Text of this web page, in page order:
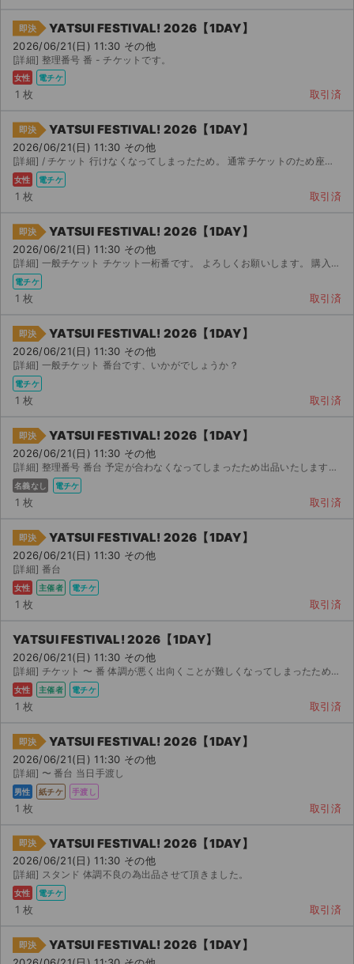
即決 YATSUI FESTIVAL! 2026【1DAY】
2026/06/21(日) 11:30 その他
[詳細] 整理番号 番 - チケットです。
女性 電チケ
1 枚 取引済
即決 YATSUI FESTIVAL! 2026【1DAY】
2026/06/21(日) 11:30 その他
[詳細] / チケット 行けなくなってしまったため。 通常チケットのため座席問わない方...
女性 電チケ
1 枚 取引済
即決 YATSUI FESTIVAL! 2026【1DAY】
2026/06/21(日) 11:30 その他
[詳細] 一般チケット チケット一桁番です。 よろしくお願いします。 購入後電子チケットで分配...
電チケ
1 枚 取引済
即決 YATSUI FESTIVAL! 2026【1DAY】
2026/06/21(日) 11:30 その他
[詳細] 一般チケット 番台です、いかがでしょうか？
電チケ
1 枚 取引済
即決 YATSUI FESTIVAL! 2026【1DAY】
2026/06/21(日) 11:30 その他
[詳細] 整理番号 番台 予定が合わなくなってしまったため出品いたします。 【お渡し方法】 ...
名義なし 電チケ
1 枚 取引済
即決 YATSUI FESTIVAL! 2026【1DAY】
2026/06/21(日) 11:30 その他
[詳細] 番台
女性 主催者 電チケ
1 枚 取引済
YATSUI FESTIVAL! 2026【1DAY】
2026/06/21(日) 11:30 その他
[詳細] チケット 〜 番 体調が悪く出向くことが難しくなってしまったため出品しました。 チケット...
女性 主催者 電チケ
1 枚 取引済
即決 YATSUI FESTIVAL! 2026【1DAY】
2026/06/21(日) 11:30 その他
[詳細] 〜 番台 当日手渡し
男性 紙チケ 手渡し
1 枚 取引済
即決 YATSUI FESTIVAL! 2026【1DAY】
2026/06/21(日) 11:30 その他
[詳細] スタンド 体調不良の為出品させて頂きました。
女性 電チケ
1 枚 取引済
即決 YATSUI FESTIVAL! 2026【1DAY】